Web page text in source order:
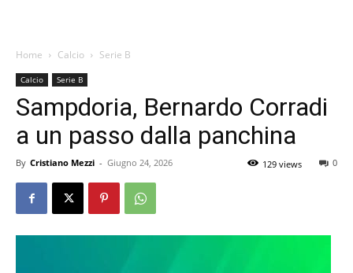
Home Calcio Serie B
Calcio Serie B
Sampdoria, Bernardo Corradi
a un passo dalla panchina
By Cristiano Mezzi - Giugno 24, 2026 0
129 views